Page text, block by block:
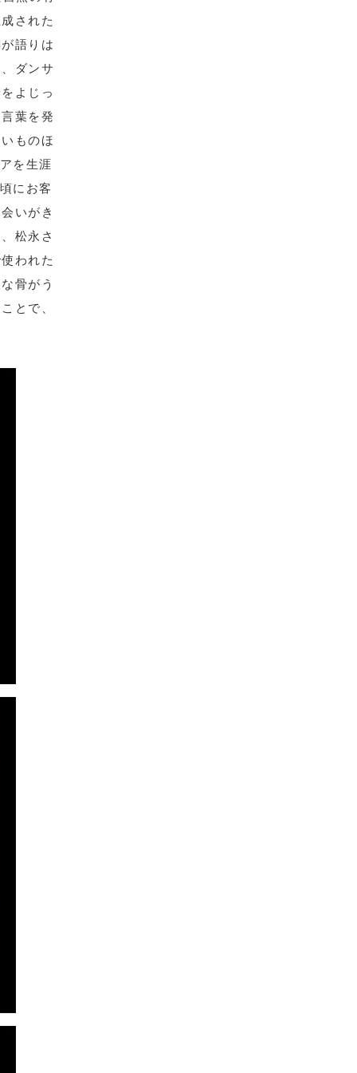
された
語りは
ダンサ
よじっ
葉を発
ものほ
を生涯
にお客
いがき
松永さ
われた
骨がう
とで、